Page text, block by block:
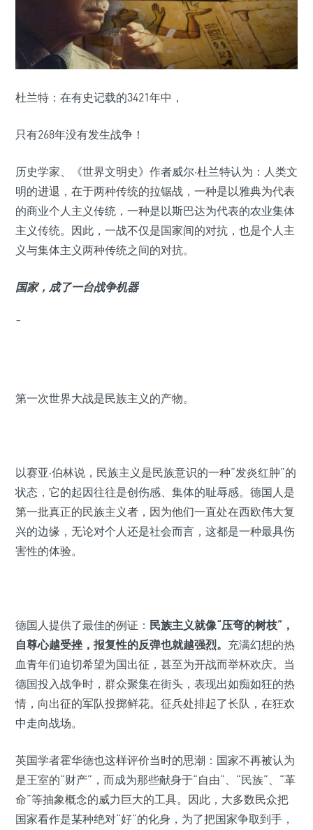
杜兰特：在有史记载的3421年中，
只有268年没有发生战争！
历史学家、《世界文明史》作者威尔·杜兰特认为：人类文
明的进退，在于两种传统的拉锯战，一种是以雅典为代表
的商业个人主义传统，一种是以斯巴达为代表的农业集体
主义传统。因此，一战不仅是国家间的对抗，也是个人主
义与集体主义两种传统之间的对抗。
国家，成了一台战争机器
¯
第一次世界大战是民族主义的产物。
以赛亚·伯林说，民族主义是民族意识的一种“发炎红肿”的
状态，它的起因往往是创伤感、集体的耻辱感。德国人是
第一批真正的民族主义者，因为他们一直处在西欧伟大复
兴的边缘，无论对个人还是社会而言，这都是一种最具伤
害性的体验。
德国人提供了最佳的例证： 民族主义就像“压弯的树枝”，
自尊心越受挫，报复性的反弹也就越强烈。 充满幻想的热
血青年们迫切希望为国出征，甚至为开战而举杯欢庆。当
德国投入战争时，群众聚集在街头，表现出如痴如狂的热
情，向出征的军队投掷鲜花。征兵处排起了长队，在狂欢
中走向战场。
英国学者霍华德也这样评价当时的思潮：国家不再被认为
是王室的“财产”，而成为那些献身于“自由”、“民族”、“革
命”等抽象概念的威力巨大的工具。因此，大多数民众把
国家看作是某种绝对“好”的化身，为了把国家争取到手，